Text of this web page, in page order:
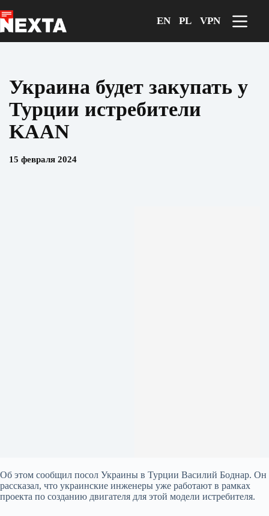
к
сути
EN PL VPN
Украина будет закупать у
Турции истребители
KAAN
15 февраля 2024
Об этом сообщил посол Украины в Турции Василий Боднар. Он
рассказал, что украинские инженеры уже работают в рамках
проекта по созданию двигателя для этой модели истребителя.